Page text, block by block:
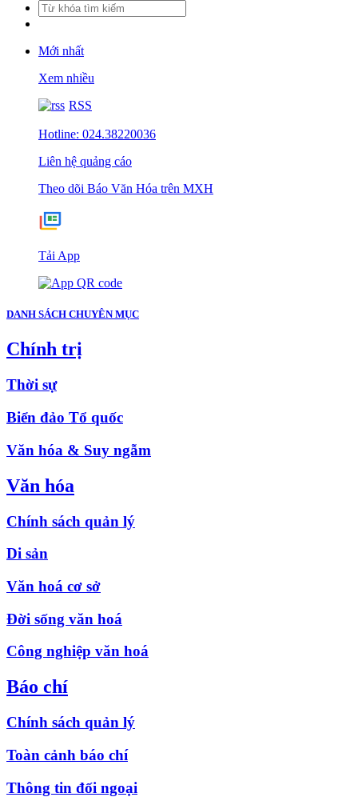
Mới nhất
Xem nhiều
RSS
Hotline: 024.38220036
Liên hệ quảng cáo
Theo dõi Báo Văn Hóa trên MXH
Tải App
DANH SÁCH CHUYÊN MỤC
Chính trị
Thời sự
Biển đảo Tổ quốc
Văn hóa & Suy ngẫm
Văn hóa
Chính sách quản lý
Di sản
Văn hoá cơ sở
Đời sống văn hoá
Công nghiệp văn hoá
Báo chí
Chính sách quản lý
Toàn cảnh báo chí
Thông tin đối ngoại